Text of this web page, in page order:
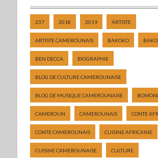
237 2018 2019 ARTISTE
ARTISTE CAMEROUNAIS BAKOKO
BEN DECCA BIOGRAPHIE
BLOG DE CULTURE CAMEROUNAISE
BLOG DE MUSIQUE CAMEROUNAISE
CAMEROUN CAMEROUNAIS CONTE
CONTE CAMEROUNAIS CUISINE AFRICAINE
CUISINE CAMEROUNAISE CULTURE